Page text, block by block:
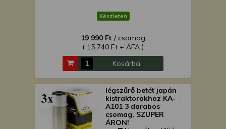
Készleten
19 990 Ft / csomag
( 15 740 Ft + ÁFA )
Kosárba
légszűrő betét japán
kistraktorokhoz KA-
A101 3 darabos
csomag, SZUPER
ÁRON!